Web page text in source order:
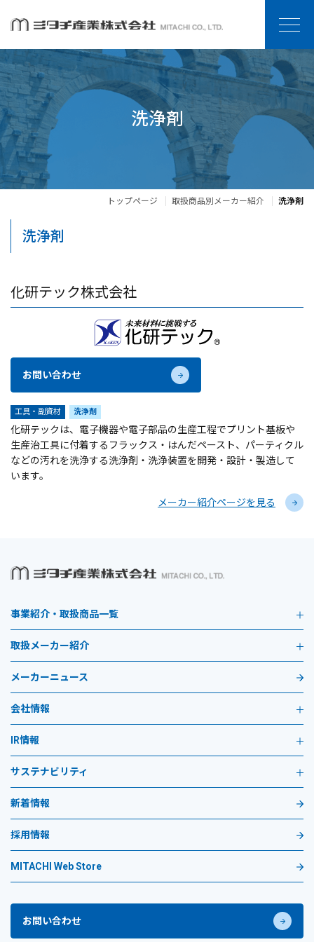
洗浄剤
トップページ 取扱商品別メーカー紹介 洗浄剤
洗浄剤
化研テック株式会社
お問い合わせ
工具・副資材 洗浄剤
化研テックは、電子機器や電子部品の生産工程でプリント基板や
生産治工具に付着するフラックス・はんだペースト、パーティクル
などの汚れを洗浄する洗浄剤・洗浄装置を開発・設計・製造して
います。
メーカー紹介ページを見る
事業紹介・取扱商品一覧
取扱メーカー紹介
メーカーニュース
会社情報
IR情報
サステナビリティ
新着情報
採用情報
MITACHI Web Store
お問い合わせ